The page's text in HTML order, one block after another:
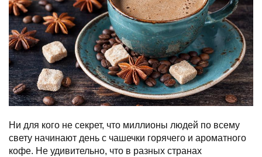
Ни для кого не секрет, что миллионы людей по всему
свету начинают день с чашечки горячего и ароматного
кофе. Не удивительно, что в разных странах